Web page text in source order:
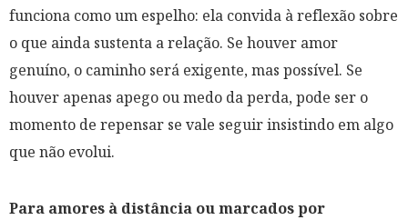
funciona como um espelho: ela convida à reflexão sobre
o que ainda sustenta a relação. Se houver amor
genuíno, o caminho será exigente, mas possível. Se
houver apenas apego ou medo da perda, pode ser o
momento de repensar se vale seguir insistindo em algo
que não evolui.
Para amores à distância ou marcados por